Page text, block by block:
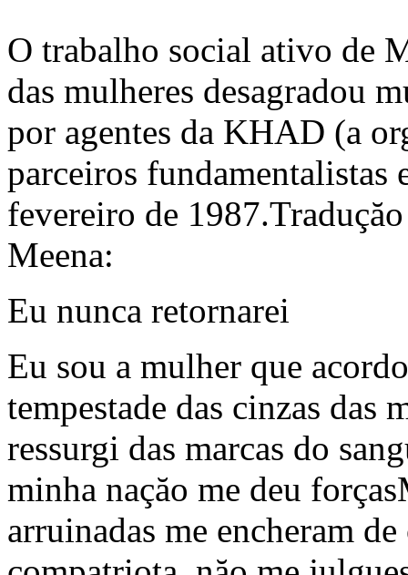
O trabalho social ativo de
das mulheres desagradou
por agentes da KHAD (a
parceiros fundamentalistas
fevereiro de
Meena:
Eu nunca retornarei
Eu sou a mulher que
tempestade das cinzas das
ressurgi das marcas do
minha naçăo me deu
arruinadas me encheram